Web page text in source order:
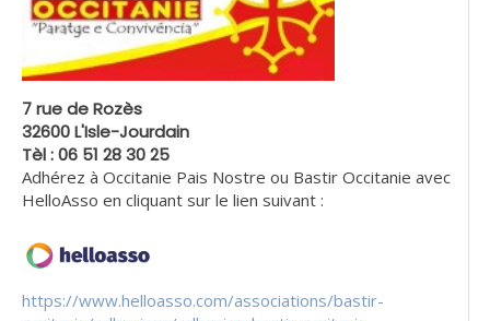
7 rue de Rozès
32600 L'Isle-Jourdain
Tèl : 06 51 28 30 25
Adhérez à Occitanie Pais Nostre ou Bastir Occitanie avec
HelloAsso en cliquant sur le lien suivant :
https://www.helloasso.com/associations/bastir-